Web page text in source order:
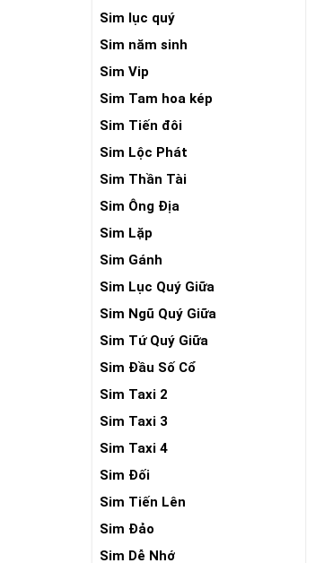
Sim lục quý
Sim năm sinh
Sim Vip
Sim Tam hoa kép
Sim Tiến đôi
Sim Lộc Phát
Sim Thần Tài
Sim Ông Địa
Sim Lặp
Sim Gánh
Sim Lục Quý Giữa
Sim Ngũ Quý Giữa
Sim Tứ Quý Giữa
Sim Đầu Số Cổ
Sim Taxi 2
Sim Taxi 3
Sim Taxi 4
Sim Đối
Sim Tiến Lên
Sim Đảo
Sim Dễ Nhớ